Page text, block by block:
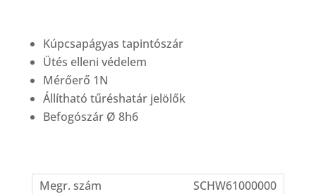
Kúpcsapágyas tapintószár
Ütés elleni védelem
Mérőerő 1N
Állítható tűréshatár jelölők
Befogószár Ø 8h6
SCHW61000000